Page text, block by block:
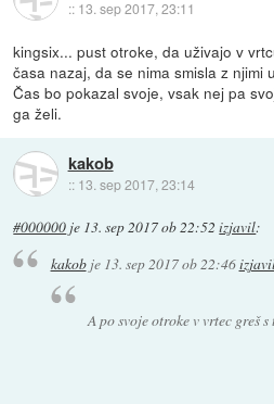
:: 13. sep 2017, 23:11
kingsix... pust otroke, da uživajo v
časa nazaj, da se nima smisla z njimi
Čas bo pokazal svoje, vsak nej pa
ga želi.
kakob
:: 13. sep 2017, 23:14
#000000 je 13. sep 2017 ob 22:52 izjavil:
kakobje 13. sep 2017 ob 22:46
A po svoje otroke v vrtec greš